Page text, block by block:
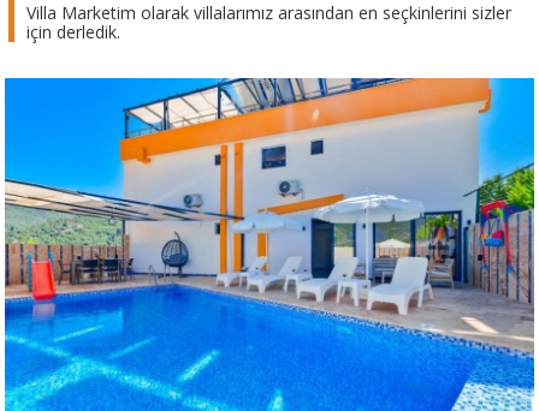
Villa Marketim olarak villalarımız arasından en seçkinlerini sizler
için derledik.